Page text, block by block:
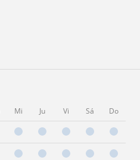
Mi Ju Vi Sá Do